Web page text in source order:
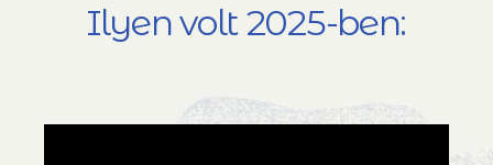
Ilyen volt 2025-ben: